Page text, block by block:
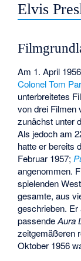
Elvis
Am 1. April
Colonel Tom
unterbreitetes
von drei Filmen
zunächst unter
Als jedoch am
hatte er bereits
Februar 1957;
angenommen.
spielenden
gesamte, aus
geschrieben.
passendeAura
zeitgemäßeren
Oktober 1956